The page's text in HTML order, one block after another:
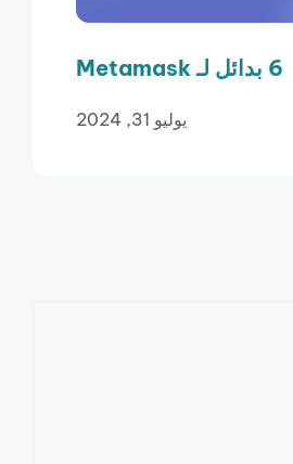
6 بدائل لـ Metamask
يوليو 31, 2024